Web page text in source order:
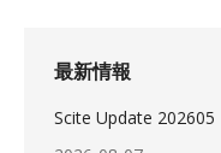
最新情報
Scite Update 202605